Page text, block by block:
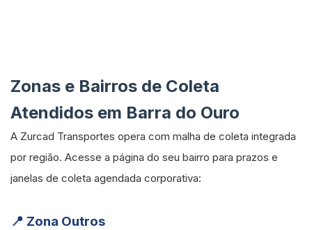
Zonas e Bairros de Coleta
Atendidos em Barra do Ouro
A Zurcad Transportes opera com malha de coleta integrada
por região. Acesse a página do seu bairro para prazos e
janelas de coleta agendada corporativa:
📍 Zona Outros